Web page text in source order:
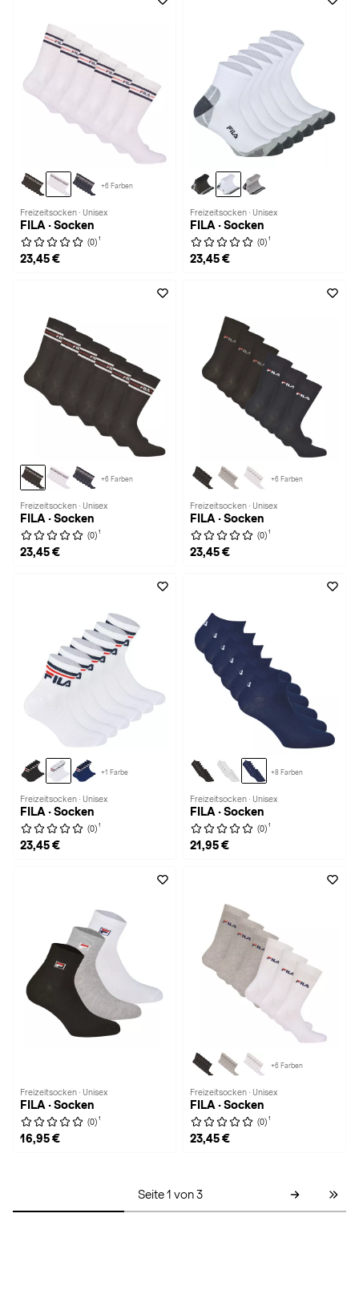
+6 Farben
Freizeitsocken · Unisex
FILA · Socken
(0) 1
23,45 €
Freizeitsocken · Unisex
FILA · Socken
(0) 1
23,45 €
+6 Farben
Freizeitsocken · Unisex
FILA · Socken
(0) 1
23,45 €
+6 Farben
Freizeitsocken · Unisex
FILA · Socken
(0) 1
23,45 €
+1 Farbe
Freizeitsocken · Unisex
FILA · Socken
(0) 1
23,45 €
+8 Farben
Freizeitsocken · Unisex
FILA · Socken
(0) 1
21,95 €
Freizeitsocken · Unisex
FILA · Socken
(0) 1
16,95 €
+6 Farben
Freizeitsocken · Unisex
FILA · Socken
(0) 1
23,45 €
Seite 1 von 3